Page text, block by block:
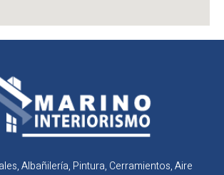
Albañilería, Pintura, Cerramientos, Aire